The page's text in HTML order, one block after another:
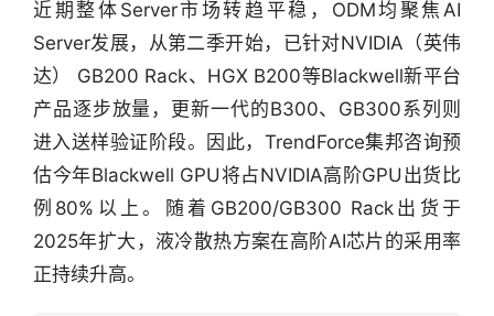
近期整体Server市场转趋平稳，ODM均聚焦AI
Server发展，从第二季开始，已针对NVIDIA（英伟
达） GB200 Rack、HGX B200等Blackwell新平台
产品逐步放量，更新一代的B300、GB300系列则
进入送样验证阶段。因此，TrendForce集邦咨询预
估今年Blackwell GPU将占NVIDIA高阶GPU出货比
例80%以上。随着GB200/GB300 Rack出货于
2025年扩大，液冷散热方案在高阶AI芯片的采用率
正持续升高。